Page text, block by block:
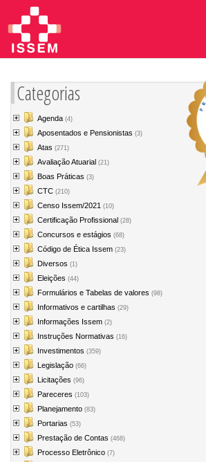
Categorias
Agenda (4)
Aposentados e Pensionistas (3)
Atas (271)
Avaliação Atuarial (21)
Boas Práticas (3)
CTC (210)
Censo Issem/2021 (10)
Certificação Profissional (28)
Concursos e estágios (68)
Código de Ética Issem (23)
Diversos (1)
Eleições (44)
Formulários e Tabelas de valores (98)
Informativos e cartilhas (29)
Informações Issem (2)
Instruções Normativas (16)
Investimentos (359)
Legislação (66)
Licitações (96)
Pareceres (103)
Planejamento (83)
Portarias (53)
Prestação de Contas (468)
Processo Eletrônico (7)